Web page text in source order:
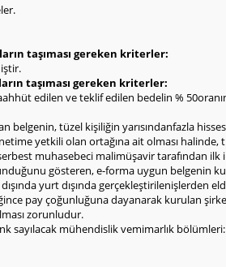
taşıması gereken kriterler:
taşıması gereken kriterler:
edilen ve teklif edilen bedelin %
tüzel kişiliğin yarısındanfazla
yetkili olan ortağına ait olması halinde,
muhasebeci malimüşavir tarafından
gösteren, e-forma uygun belgenin
yurt dışında gerçekleştirilenişlerden
pay çoğunluğuna dayanarak kurulan
zorunludur.
sayılacak mühendislik vemimarlık bölümleri: